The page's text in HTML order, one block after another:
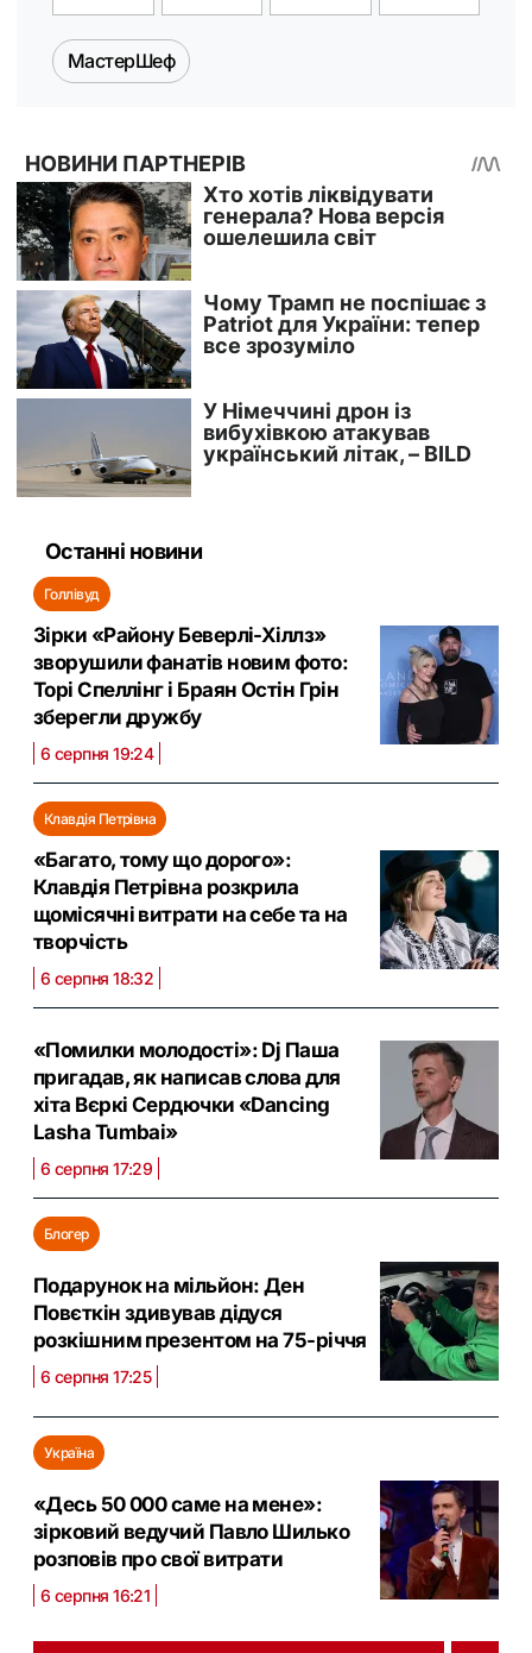
МастерШеф
Останні новини
Голлівуд
Зірки «Району Беверлі-Хіллз»
зворушили фанатів новим фото:
Торі Спеллінг і Браян Остін Грін
зберегли дружбу
6 серпня 19:24
Клавдія Петрівна
«Багато, тому що дорого»:
Клавдія Петрівна розкрила
щомісячні витрати на себе та на
творчість
6 серпня 18:32
«Помилки молодості»: Dj Паша
пригадав, як написав слова для
хіта Вєркі Сердючки «Dancing
Lasha Tumbai»
6 серпня 17:29
Блогер
Подарунок на мільйон: Ден
Повєткін здивував дідуся
розкішним презентом на 75-річчя
6 серпня 17:25
Україна
«Десь 50 000 саме на мене»:
зірковий ведучий Павло Шилько
розповів про свої витрати
6 серпня 16:21